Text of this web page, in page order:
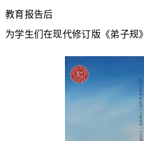
教育报告后
为学生们在现代修订版《弟子规